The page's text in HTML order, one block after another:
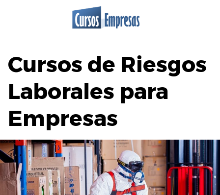
Cursos de Riesgos
Laborales para
Empresas